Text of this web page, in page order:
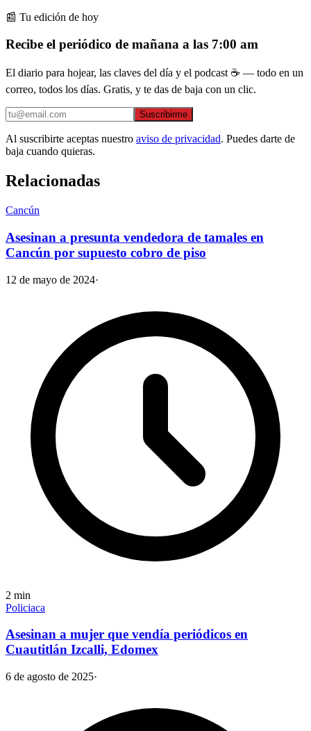
📰 Tu edición de hoy
Recibe el periódico de mañana a las 7:00 am
El diario para hojear, las claves del día y el podcast ☕ — todo en un
correo, todos los días. Gratis, y te das de baja con un clic.
Suscribirme
Al suscribirte aceptas nuestro aviso de privacidad. Puedes darte de
baja cuando quieras.
Relacionadas
Cancún
Asesinan a presunta vendedora de tamales en
Cancún por supuesto cobro de piso
12 de mayo de 2024·
2 min
Policiaca
Asesinan a mujer que vendía periódicos en
Cuautitlán Izcalli, Edomex
6 de agosto de 2025·